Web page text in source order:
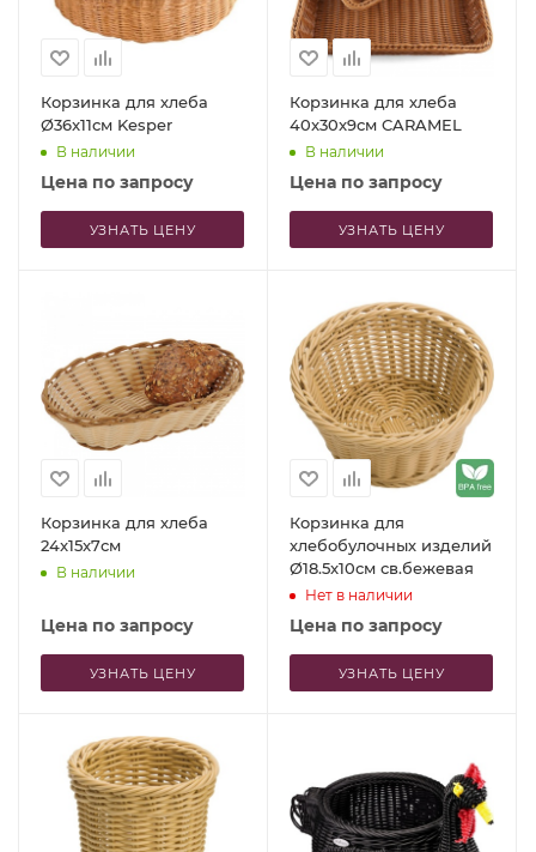
Корзинка для хлеба
Ø36x11см Kesper
В наличии
Цена по запросу
УЗНАТЬ ЦЕНУ
Корзинка для хлеба
40x30x9см CARAMEL
В наличии
Цена по запросу
УЗНАТЬ ЦЕНУ
Корзинка для хлеба
24x15x7см
В наличии
Цена по запросу
УЗНАТЬ ЦЕНУ
Корзинка для
хлебобулочных изделий
Ø18.5x10см св.бежевая
Нет в наличии
Цена по запросу
УЗНАТЬ ЦЕНУ